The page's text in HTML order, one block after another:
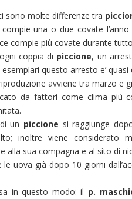
sono molte differenze tra
compie una o due covate
compie più covate durante tutto
coppia di piccione, un
questo arresto e’
avviene tra marzo e
da fattori come clima più
un piccione si raggiunge
inoltre viene considerato
alla sua compagna e al sito di
le uova già dopo 10 giorni
in questo modo: il p.